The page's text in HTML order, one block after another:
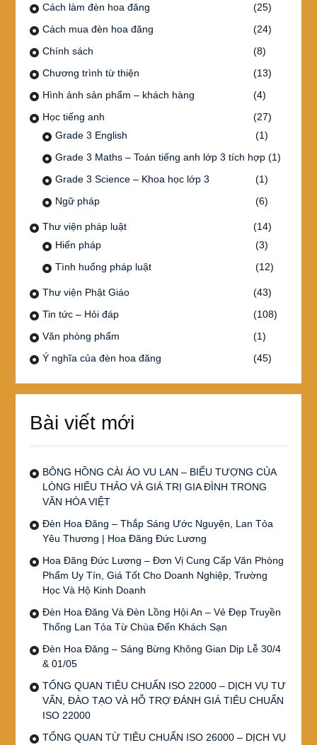
Cách làm đèn hoa đăng
(25)
Cách mua đèn hoa đăng
(24)
Chính sách
(8)
Chương trình từ thiện
(13)
Hình ảnh sản phẩm – khách hàng
(4)
Học tiếng anh
(27)
Grade 3 English
(1)
Grade 3 Maths – Toán tiếng anh lớp 3 tích hợp(1)
Grade 3 Science – Khoa học lớp 3
(1)
Ngữ pháp
(6)
Thư viện pháp luật
(14)
Hiến pháp
(3)
Tình huống pháp luật
(12)
Thư viện Phật Giáo
(43)
Tin tức – Hỏi đáp
(108)
Văn phòng phẩm
(1)
Ý nghĩa của đèn hoa đăng
(45)
Bài viết mới
BÔNG HỒNG CÀI ÁO VU LAN – BIỂU TƯỢNG CỦA
LÒNG HIẾU THẢO VÀ GIÁ TRỊ GIA ĐÌNH TRONG
VĂN HÓA VIỆT
Đèn Hoa Đăng – Thắp Sáng Ước Nguyện, Lan Tỏa
Yêu Thương | Hoa Đăng Đức Lương
Hoa Đăng Đức Lương – Đơn Vị Cung Cấp Văn Phòng
Phẩm Uy Tín, Giá Tốt Cho Doanh Nghiệp, Trường
Học Và Hộ Kinh Doanh
Đèn Hoa Đăng Và Đèn Lồng Hội An – Vẻ Đẹp Truyền
Thống Lan Tỏa Từ Chùa Đến Khách Sạn
Đèn Hoa Đăng – Sáng Bừng Không Gian Dịp Lễ 30/4
& 01/05
TỔNG QUAN TIÊU CHUẨN ISO 22000 – DỊCH VỤ TƯ
VẤN, ĐÀO TẠO VÀ HỖ TRỢ ĐÁNH GIÁ TIÊU CHUẨN
ISO 22000
TỔNG QUAN TỪ TIÊU CHUẨN ISO 26000 – DỊCH VỤ